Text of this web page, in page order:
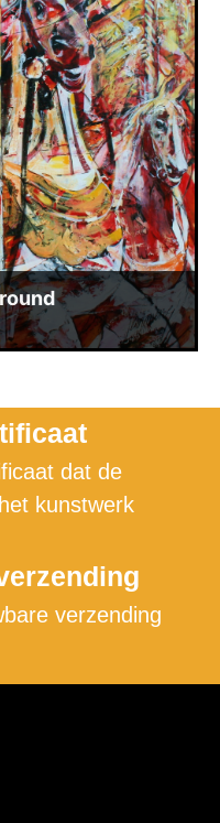
dat de
kunstwerk
verzending